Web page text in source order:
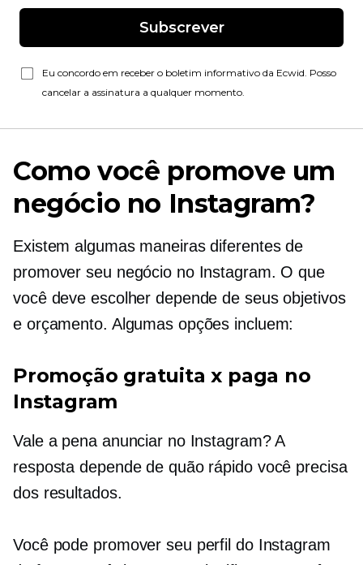
Subscrever
Eu concordo em receber o boletim informativo da Ecwid. Posso
cancelar a assinatura a qualquer momento.
Como você promove um
negócio no Instagram?
Existem algumas maneiras diferentes de
promover seu negócio no Instagram. O que
você deve escolher depende de seus objetivos
e orçamento. Algumas opções incluem:
Promoção gratuita x paga no
Instagram
Vale a pena anunciar no Instagram? A
resposta depende de quão rápido você precisa
dos resultados.
Você pode promover seu perfil do Instagram